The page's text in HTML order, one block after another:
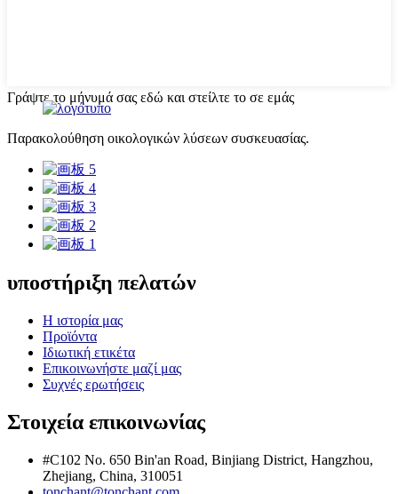
Γράψτε το μήνυμά σας εδώ και στείλτε το σε εμάς
Παρακολούθηση οικολογικών λύσεων συσκευασίας.
υποστήριξη πελατών
Η ιστορία μας
Προϊόντα
Ιδιωτική ετικέτα
Επικοινωνήστε μαζί μας
Συχνές ερωτήσεις
Στοιχεία επικοινωνίας
#C102 No. 650 Bin'an Road, Binjiang District, Hangzhou,
Zhejiang, China, 310051